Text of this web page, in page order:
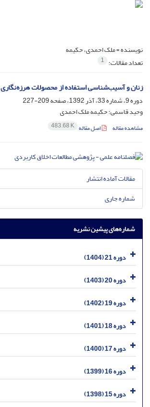
نویسنده =ملک احمدی، حکیمه
تعداد مقالات: 1
زنان و آسیب‌شناسی استفاده از محصولات هرزه‌نگاری
دوره 9، شماره 33، آذر 1392، صفحه
209-227
وحید قاسمی؛ حکیمه ملک احمدی
مشاهده مقاله اصل مقاله 483.68 K
مقالات آماده انتشار
شماره جاری
شماره‌های پیشین نشریه
دوره 21 (1404)
دوره 20 (1403)
دوره 19 (1402)
دوره 18 (1401)
دوره 17 (1400)
دوره 16 (1399)
دوره 15 (1398)